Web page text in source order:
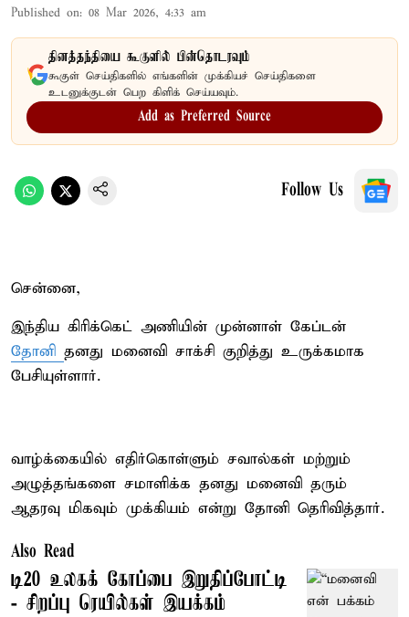
Published on: 08 Mar 2026, 4:33 am
தினத்தந்தியை கூகுளில் பின்தொடரவும்
கூகுள் செய்திகளில் எங்களின் முக்கியச் செய்திகளை
உடனுக்குடன் பெற கிளிக் செய்யவும்.
Add as Preferred Source
Follow Us
சென்னை,
இந்திய கிரிக்கெட் அணியின் முன்னாள் கேப்டன்
தோனி தனது மனைவி சாக்சி குறித்து உருக்கமாக
பேசியுள்ளார்.
வாழ்க்கையில் எதிர்கொள்ளும் சவால்கள் மற்றும்
அழுத்தங்களை சமாளிக்க தனது மனைவி தரும்
ஆதரவு மிகவும் முக்கியம் என்று தோனி தெரிவித்தார்.
Also Read
டி20 உலகக் கோப்பை இறுதிப்போட்டி
- சிறப்பு ரெயில்கள் இயக்கம்